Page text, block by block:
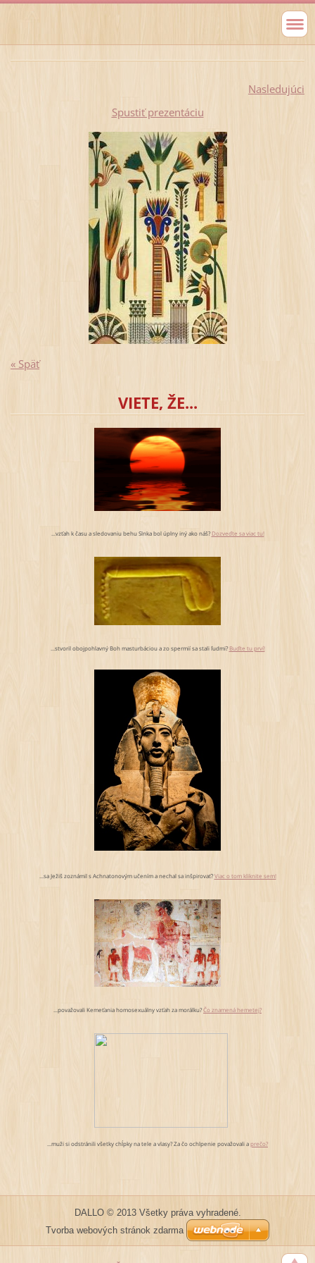
Nasledujúci
Spustiť prezentáciu
« Späť
VIETE, ŽE...
...vzťah k času a sledovaniu behu Slnka bol úplny iný ako náš?Dozveďte sa viac tu!
...stvoril obojpohlavný Boh masturbáciou a zo spermií sa stali ľudmi?Buďte tu prví!
...sa Ježiš zoznámil s Achnatonovým učením a nechal sa inšpirovať?Viac o tom kliknite sem!
...považovali Kemeťania homosexuálny vzťah za morálku?Čo znamená hemetej?
...muži si odstránili všetky chĺpky na tele a vlasy? Za čo ochlpenie považovali aprečo?
DALLO © 2013 Všetky práva vyhradené.
Tvorba webových stránok zdarma